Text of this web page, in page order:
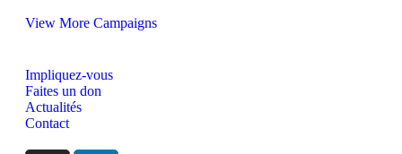
View More Campaigns
Impliquez-vous
Faites un don
Actualités
Contact